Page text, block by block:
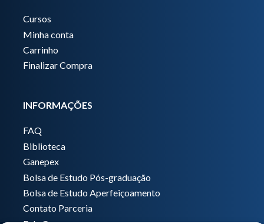
Cursos
Minha conta
Carrinho
Finalizar Compra
INFORMAÇÕES
FAQ
Biblioteca
Ganepex
Bolsa de Estudo Pós-graduação
Bolsa de Estudo Aperfeiçoamento
Contato Parceria